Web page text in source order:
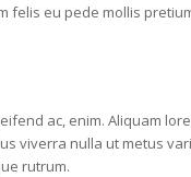
felis eu pede mollis
ac, enim. Aliquam
viverra nulla ut metus
rutrum.